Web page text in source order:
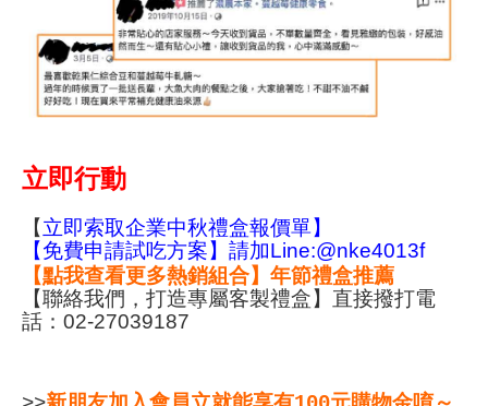
立即行動
【立即索取企業中秋禮盒報價單】
【免費申請試吃方案】請加Line:@nke4013f
【點我查看更多熱銷組合】年節禮盒推薦
【聯絡我們，打造專屬客製禮盒】直接撥打電
話：02-27039187